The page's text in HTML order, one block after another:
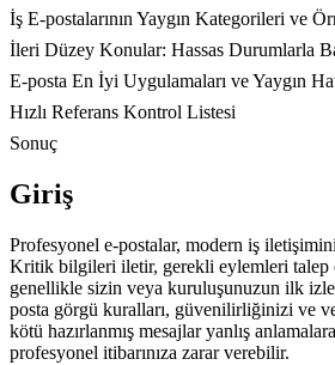
İş E-postalarının Yaygın Kategorileri ve
İleri Düzey Konular: Hassas Durumlarla
E-posta En İyi Uygulamaları ve Yaygın
Hızlı Referans Kontrol Listesi
Sonuç
Giriş
Profesyonel e-postalar, modern iş
Kritik bilgileri iletir, gerekli eylemleri talep
genellikle sizin veya kuruluşunuzun ilk
posta görgü kuralları, güvenilirliğinizi ve
kötü hazırlanmış mesajlar yanlış
profesyonel itibarınıza zarar verebilir.